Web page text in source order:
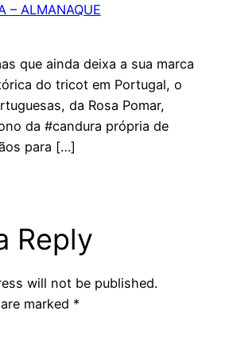
– ALMANAQUE
que ainda deixa a sua marca
do tricot em Portugal, o
da Rosa Pomar,
da #candura própria de
para […]
Reply
will not be published.
marked *